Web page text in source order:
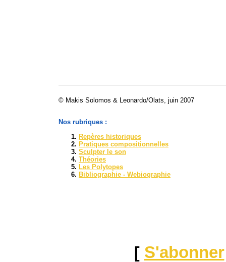
© Makis Solomos & Leonardo/Olats, juin 2007
Nos rubriques :
Repères historiques
Pratiques compositionnelles
Sculpter le son
Théories
Les Polytopes
Bibliographie - Webiographie
[ S'abonner